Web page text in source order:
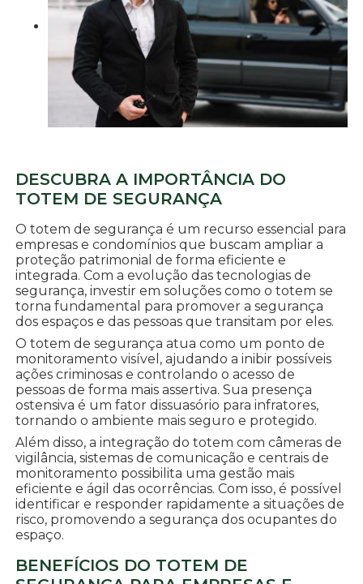
DESCUBRA A IMPORTÂNCIA DO
TOTEM DE SEGURANÇA
O totem de segurança é um recurso essencial para
empresas e condomínios que buscam ampliar a
proteção patrimonial de forma eficiente e
integrada. Com a evolução das tecnologias de
segurança, investir em soluções como o totem se
torna fundamental para promover a segurança
dos espaços e das pessoas que transitam por eles.
O totem de segurança atua como um ponto de
monitoramento visível, ajudando a inibir possíveis
ações criminosas e controlando o acesso de
pessoas de forma mais assertiva. Sua presença
ostensiva é um fator dissuasório para infratores,
tornando o ambiente mais seguro e protegido.
Além disso, a integração do totem com câmeras de
vigilância, sistemas de comunicação e centrais de
monitoramento possibilita uma gestão mais
eficiente e ágil das ocorrências. Com isso, é possível
identificar e responder rapidamente a situações de
risco, promovendo a segurança dos ocupantes do
espaço.
BENEFÍCIOS DO TOTEM DE